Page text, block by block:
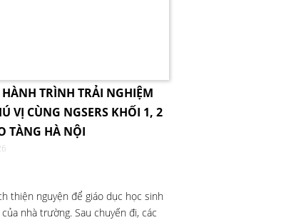
TRÌNH TRẢI NGHIỆM
VỊ CÙNG NGSERS KHỐI 1, 2
TÀNG HÀ NỘI
thiện nguyện để giáo dục học sinh
nhà trường. Sau chuyến đi, các